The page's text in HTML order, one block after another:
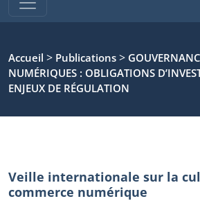
Accueil > Publications >
NUMÉRIQUES : OBLIGATIONS
ENJEUX DE RÉGULATION
Veille internationale sur la
commerce numérique